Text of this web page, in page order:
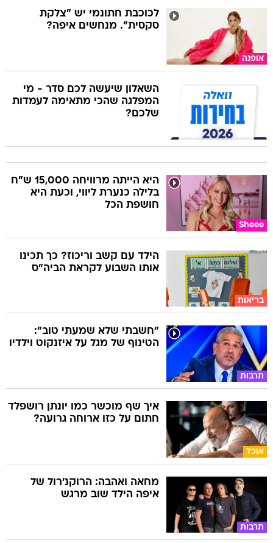
אופנה
לכוכבת חתונמי יש "צלקת
סקסית". מנחשים איפה?
השאלון שיעשה לכם סדר - מי
המפלגה שהכי מתאימה לעמדות
שלכם?
Sheee
היא הייתה מרוויחה 15,000 ש"ח
בלילה כנערת ליווי, וכעת היא
חושפת הכל
בריאות
הילד עם קשב וריכוז? כך תכינו
אותו השבוע לקראת הביה"ס
תרבות
"חשבתי שלא שמעתי טוב":
הטינוף של מגל על איזנקוט וילדיו
אוכל
איך שף מוכשר כמו יונתן רושפלד
חתום על כזו ארוחה גרועה?
תרבות
מחאה ואהבה: הרוקנ'רול של
איפה הילד שוב מרגש